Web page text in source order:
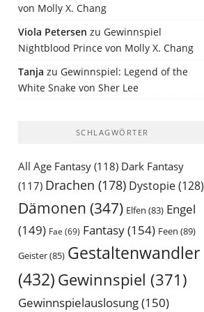
von Molly X. Chang
Viola Petersen zu Gewinnspiel
Nightblood Prince von Molly X. Chang
Tanja zu Gewinnspiel: Legend of the
White Snake von Sher Lee
SCHLAGWÖRTER
All Age Fantasy (118) Dark Fantasy
(117) Drachen (178) Dystopie(128)
Dämonen (347) Elfen (83) Engel
(149) Fae (69) Fantasy(154) Feen (89)
Geister(85) Gestaltenwandler
(432) Gewinnspiel (371)
Gewinnspielauslosung(150)